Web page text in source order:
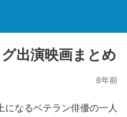
出演映画まとめ
8年前
になるベテラン俳優の一人